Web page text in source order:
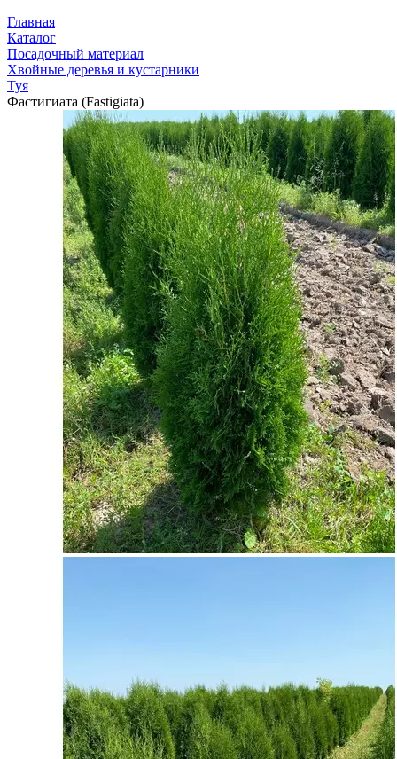
Главная
Каталог
Посадочный материал
Хвойные деревья и кустарники
Туя
Фастигиата (Fastigiata)